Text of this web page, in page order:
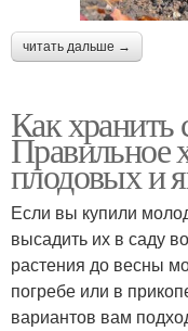
читать дальше →
Как
Правильное
плодовых и
Если вы купили
высадить их в саду
растения до весны
погребе или в
вариантов вам